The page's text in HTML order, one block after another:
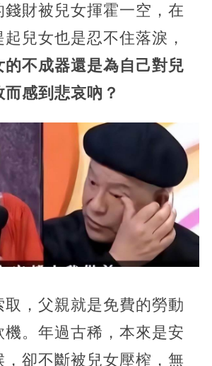
錢財被兒女揮霍一空，在
兒女也是忍不住落淚，
的不成器還是為自己對兒
感到悲哀吶？
取，父親就是免費的勞動
機。年過古稀，本來是安
卻不斷被兒女壓榨，無